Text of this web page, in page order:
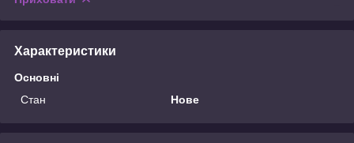
Характеристики
Основні
Стан
Нове